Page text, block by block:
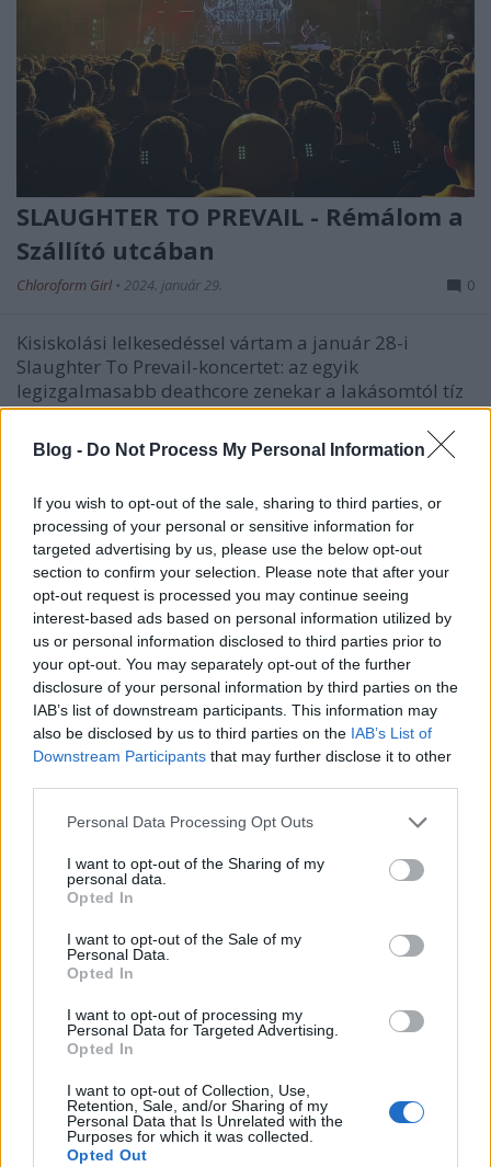
Blog - Do Not Process My Personal Information
If you wish to opt-out of the sale, sharing to third parties, or
processing of your personal or sensitive information for
targeted advertising by us, please use the below opt-out
section to confirm your selection. Please note that after your
opt-out request is processed you may continue seeing
interest-based ads based on personal information utilized by
us or personal information disclosed to third parties prior to
your opt-out. You may separately opt-out of the further
disclosure of your personal information by third parties on the
IAB’s list of downstream participants. This information may
also be disclosed by us to third parties on the IAB’s List of
Downstream Participants that may further disclose it to other
Please note that this website/app uses one or more Google
not limited to your visit or usage behaviour. You may click to
grant or deny consent to Google and its third-party tags to
use your data for below specified purposes in below Google
consent section.
Personal Data Processing Opt Outs
I want to opt-out of the Sharing of my
personal data.
Opted In
I want to opt-out of the Sale of my
Personal Data.
Opted In
I want to opt-out of processing my
Personal Data for Targeted Advertising.
Opted In
I want to opt-out of Collection, Use,
Retention, Sale, and/or Sharing of my
Personal Data that Is Unrelated with the
Purposes for which it was collected.
Opted Out
SLAUGHTER TO PREVAIL - Rémálom a
Szállító utcában
Chloroform Girl • 2024. január 29. 0
Kisiskolási lelkesedéssel vártam a január 28-i
Slaughter To Prevail-koncertet: az egyik
legizgalmasabb deathcore zenekar a lakásomtól tíz
percnyire, ráadásul a születésnapomon? Nem volt
kérdés, hogy mit veszek magamnak ajándékba.
Eleinte úgy voltam vele, hogy nem is írok
WACKEN METAL BATTLE HUNGARY
2023 - Elmentünk szurkolni a Barba
Negrába!
Chloroform Girl •2023. június 21.
Ha valaki egy kicsit is követi a metal eseményeit, az
pontosan tudja, mekkora teljesítmény a
németországi Wacken színpadán fellépni. Ha valaki
egy csöppet jobban odafigyel a fémzenei
történésekre, az azt is tudja, hogy a Wacken Metal
Battle Hungary keretein belül erre idén (is)